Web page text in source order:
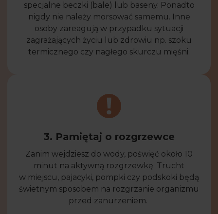
specjalne beczki (bale) lub baseny. Ponadto
nigdy nie należy morsować samemu. Inne
osoby zareagują w przypadku sytuacji
zagrażających życiu lub zdrowiu np. szoku
termicznego czy nagłego skurczu mięśni.
3. Pamiętaj o rozgrzewce
Zanim wejdziesz do wody, poświęć około 10
minut na aktywną rozgrzewkę. Trucht
w miejscu, pajacyki, pompki czy podskoki będą
świetnym sposobem na rozgrzanie organizmu
przed zanurzeniem.